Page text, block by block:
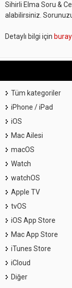
Sihirli Elma Soru &
alabilirsiniz.
Detaylı bilgi için
Tüm kategoriler
iPhone / iPad
iOS
Mac Ailesi
macOS
Watch
watchOS
Apple TV
tvOS
iOS App Store
Mac App Store
iTunes Store
iCloud
Diğer